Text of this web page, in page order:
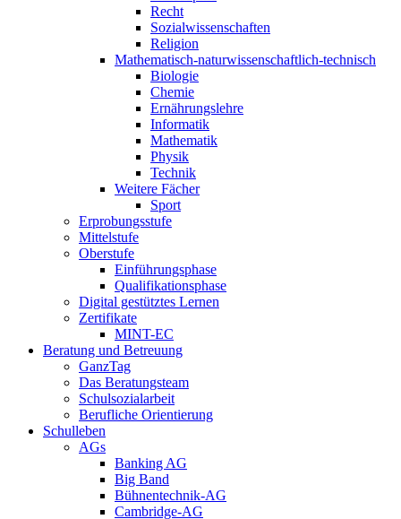
Recht
Sozialwissenschaften
Religion
Mathematisch-naturwissenschaftlich-technisch
Biologie
Chemie
Ernährungslehre
Informatik
Mathematik
Physik
Technik
Weitere Fächer
Sport
Erprobungsstufe
Mittelstufe
Oberstufe
Einführungsphase
Qualifikationsphase
Digital gestütztes Lernen
Zertifikate
MINT-EC
Beratung und Betreuung
GanzTag
Das Beratungsteam
Schulsozialarbeit
Berufliche Orientierung
Schulleben
AGs
Banking AG
Big Band
Bühnentechnik-AG
Cambridge-AG